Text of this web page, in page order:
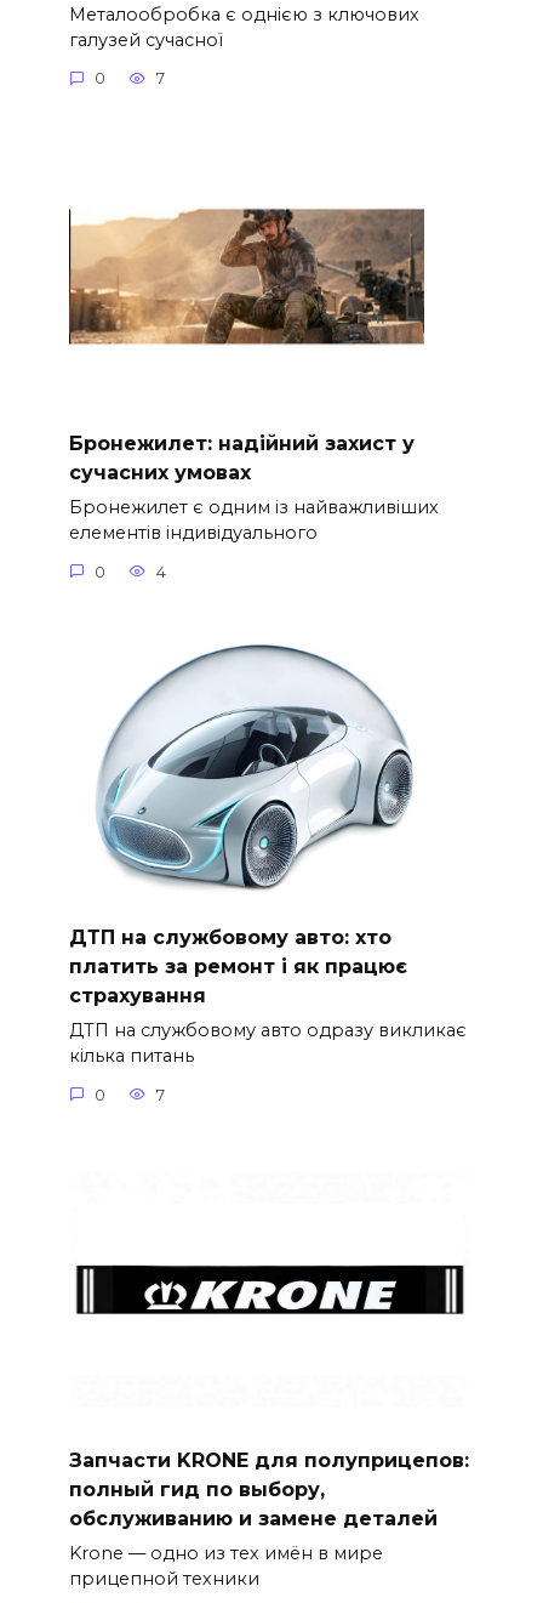
Металообробка є однією з ключових
галузей сучасної
0 7
Бронежилет: надійний захист у
сучасних умовах
Бронежилет є одним із найважливіших
елементів індивідуального
0 4
ДТП на службовому авто: хто
платить за ремонт і як працює
страхування
ДТП на службовому авто одразу викликає
кілька питань
0 7
Запчасти KRONE для полуприцепов:
полный гид по выбору,
обслуживанию и замене деталей
Krone — одно из тех имён в мире
прицепной техники